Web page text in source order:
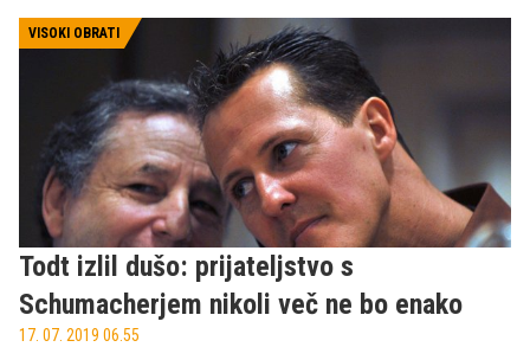
pozornost ukradla prelestna temnolasa prevajalka.
VISOKI OBRATI
Todt izlil dušo: prijateljstvo s
Schumacherjem nikoli več ne bo enako
17. 07. 2019 06.55